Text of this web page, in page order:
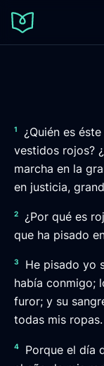
1
¿Quién es
vestidos rojos?
marcha en la
en justicia,
2
¿Por qué es
que ha pisado
3
He pisado yo
había conmigo;
furor; y su
todas mis ropas.
4
Porque el día